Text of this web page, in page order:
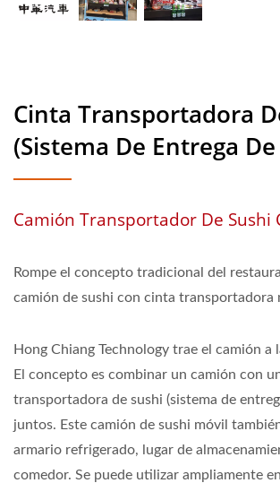
Cinta Transportadora
(Sistema De Entrega
Camión Transportador De Sushi
Rompe el concepto tradicional del
camión de sushi con cinta transportadora
Hong Chiang Technology trae el camión a
El concepto es combinar un camión con
transportadora de sushi (sistema de
juntos. Este camión de sushi móvil
armario refrigerado, lugar de
comedor. Se puede utilizar ampliamente